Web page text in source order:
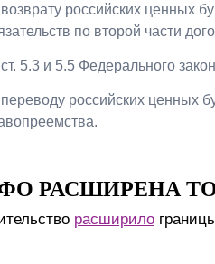
российских ценных
по второй части
5.3 и 5.5 Федерального
российских ценных
РАСШИРЕНА
расширило